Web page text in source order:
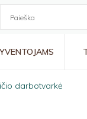
darbotvarkė